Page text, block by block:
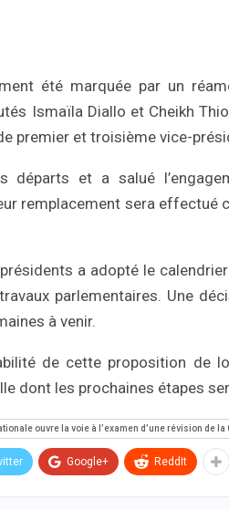
été marquée par un
Ismaïla Diallo et Cheikh
premier et troisième vice-
et a salué
remplacement sera
a adopté le
parlementaires. Une
à venir.
de cette proposition de
dont les prochaines étapes
ouvre la voie à l’examen d’une révision de la
Google+ ReddIt